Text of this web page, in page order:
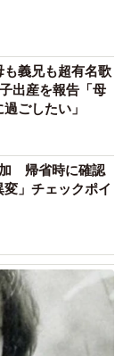
義兄も超有名歌
出産を報告「母
ごしたい」
加 帰省時に確認
」チェックポイ